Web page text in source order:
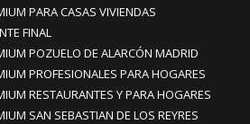
PARA CASAS VIVIENDAS
FINAL
POZUELO DE ALARCÓN MADRID
PROFESIONALES PARA HOGARES
RESTAURANTES Y PARA HOGARES
SAN SEBASTIAN DE LOS REYRES